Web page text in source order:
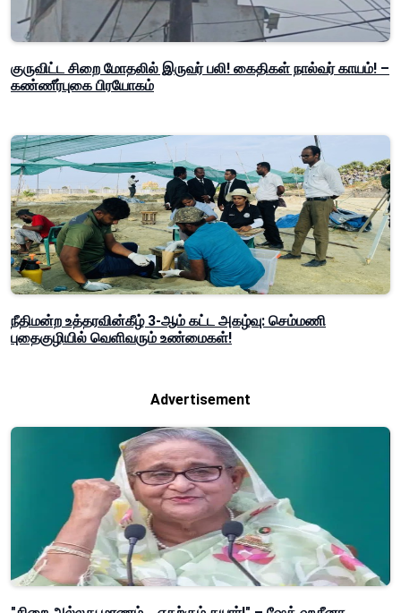
குருவிட்ட சிறை மோதலில் இருவர் பலி! கைதிகள் நால்வர் காயம்! –
கண்ணீர்புகை பிரயோகம்
நீதிமன்ற உத்தரவின்கீழ் 3-ஆம் கட்ட அகழ்வு: செம்மணி
புதைகுழியில் வெளிவரும் உண்மைகள்!
Advertisement